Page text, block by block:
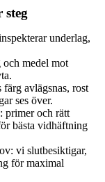
underlag,
medel mot
avlägsnas, rost
ses över.
primer och rätt
bästa vidhäftning
vi slutbesiktigar,
för maximal